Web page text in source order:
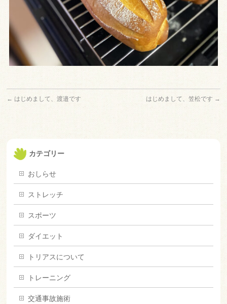
← はじめまして、渡邉です はじめまして、笠松です →
カテゴリー
おしらせ
ストレッチ
スポーツ
ダイエット
トリアスについて
トレーニング
交通事故施術